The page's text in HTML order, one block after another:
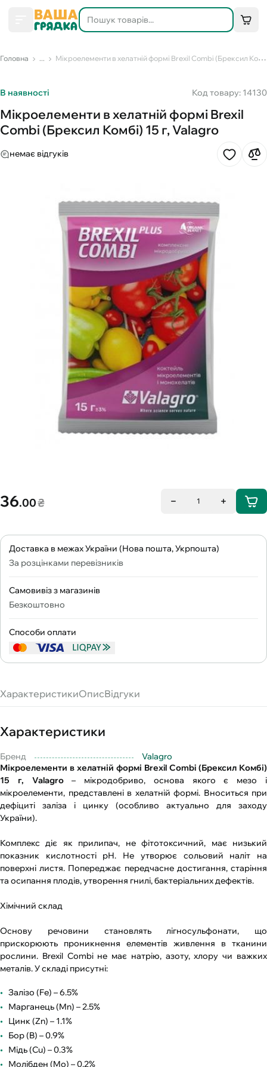
Головна ... Мікроелементи в хелатній формі Brexil Combi (Брексил Комбі) 15 г, Valagro
В наявності Код товару: 14130
Мікроелементи в хелатній формі Brexil
Combi (Брексил Комбі) 15 г, Valagro
немає відгуків
36.00₴ 1
Доставка в межах України (Нова пошта, Укрпошта)
За розцінками перевізників
Самовивіз з магазинів
Безкоштовно
Способи оплати
ХарактеристикиОписВідгуки
Характеристики
Бренд
Valagro
Мікроелементи в хелатній формі Brexil Combi (Брексил Комбі)
15 г, Valagro– мікродобриво, основа якого є мезо і
мікроелементи, представлені в хелатній формі. Вноситься при
дефіциті заліза і цинку (особливо актуально для заходу
України).
Комплекс діє як прилипач, не фітотоксичний, має низький
показник кислотності рН. Не утворює сольовий наліт на
поверхні листя. Попереджає передчасне достигання, старіння
та осипання плодів, утворення гнилі, бактеріальних дефектів.
Хімічний склад
Основу речовини становлять лігносульфонати, що
прискорюють проникнення елементів живлення в тканини
рослини. Brexil Combi не має натрію, азоту, хлору чи важких
металів. У складі присутні:
Залізо (Fe) – 6.5%
Марганець (Mn) – 2.5%
Цинк (Zn) – 1.1%
Бор (B) – 0.9%
Мідь (Cu) – 0.3%
Молібден (Mo) – 0.2%